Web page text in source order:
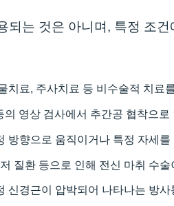
되는 것은 아니며, 특정 조
치료, 주사치료 등 비수술적 치료
의 영상 검사에서 추간공 협착으
방향으로 움직이거나 특정 자세
질환 등으로 인해 전신 마취 수
신경근이 압박되어 나타나는 방